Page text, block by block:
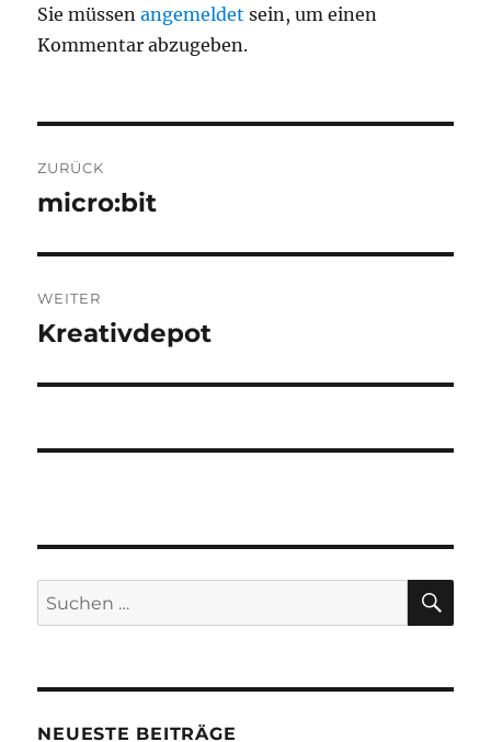
Sie müssenangemeldet sein, um einen
Kommentar abzugeben.
ZURÜCK
Vorheriger
micro:bit
WEITER
Nächster
Kreativdepot
Suchen
nach:
NEUESTE BEITRÄGE